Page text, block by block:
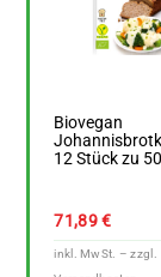
Biovegan
12 Stück zu
71,89€